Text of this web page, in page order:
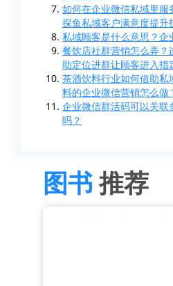
如何在企业微信私域里
探鱼私域客户满意度提升
私域顾客是什么意思？企
餐饮店社群营销怎么弄
助定位进群让顾客进入指
茶酒饮料行业如何借助
料的企业微信营销怎么做
企业微信群活码可以关
吗？
图书推荐